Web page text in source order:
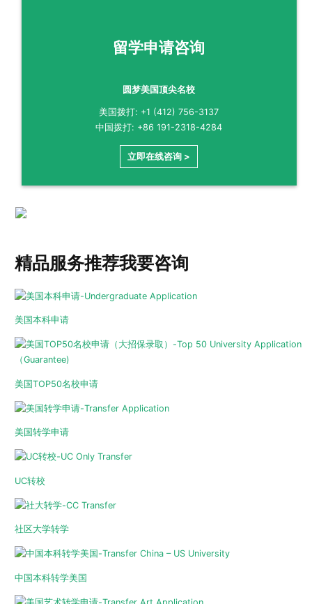
留学申请咨询
圆梦美国顶尖名校
美国拨打: +1 (412) 756-3137
中国拨打: +86 191-2318-4284
立即在线咨询 >
精品服务推荐我要咨询
美国本科申请
美国TOP50名校申请
美国转学申请
UC转校
社区大学转学
中国本科转学美国